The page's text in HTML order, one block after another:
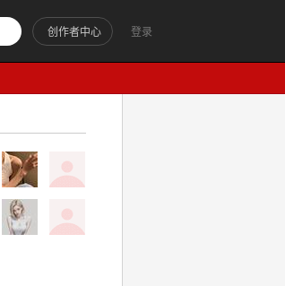
登录
创作者中心